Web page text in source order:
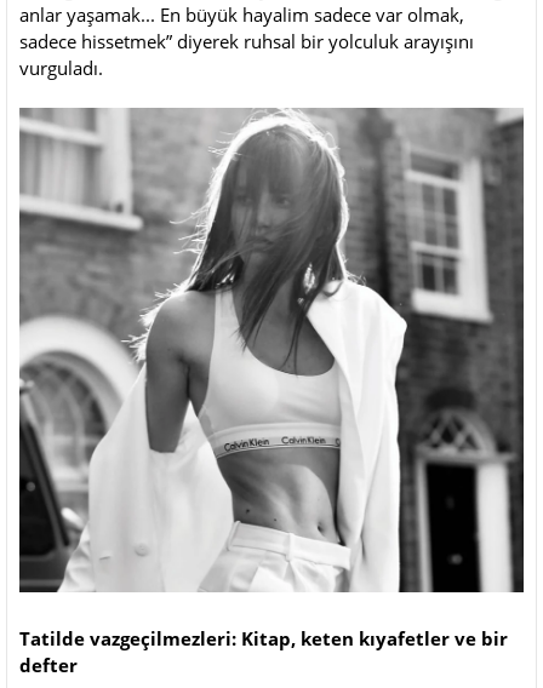
anlar yaşamak... En büyük hayalim sadece var olmak,
sadece hissetmek” diyerek ruhsal bir yolculuk arayışını
vurguladı.
Tatilde vazgeçilmezleri: Kitap, keten kıyafetler ve bir
defter